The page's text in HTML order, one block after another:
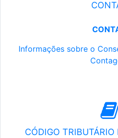
Informações sobre o
CÓDIGO